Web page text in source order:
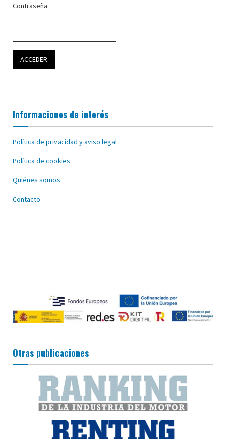
Contraseña
Informaciones de interés
Política de privacidad y aviso legal
Política de cookies
Quiénes somos
Contacto
Otras publicaciones